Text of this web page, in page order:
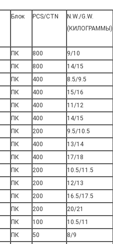
Блок PCS/CTN
N.W./G.W.
(КИЛОГРАММЫ)
ПК 800 9/10
ПК 800 14/15
ПК 400 8.5/9.5
ПК 400 15/16
ПК 400 11/12
ПК 400 14/15
ПК 200 9.5/10.5
ПК 400 13/14
ПК 400 17/18
ПК 200 10.5/11.5
ПК 200 12/13
ПК 200 16.5/17.5
ПК 200 20/21
ПК 100 10.5/11
ПК 50 8/9